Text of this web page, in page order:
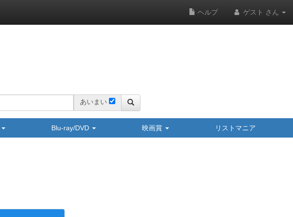
ヘルプ ゲスト さん
あいまい
Blu-ray/DVD 映画賞 リストマニア